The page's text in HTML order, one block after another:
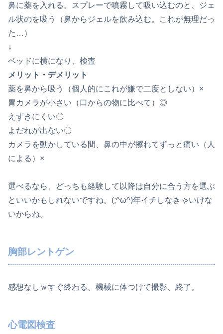
鼻に薬を入れる。スプレーで噴霧して吸い込むのと、ジェ
ル状のを吸う（鼻からジェルを飲み込む。これが無理だっ
た…）
↓
ベッドに横になり、検査
メリット・デメリット
薬を鼻から吸う（個人的にこれが嫌で二度としない）×
胃カメラが小さい（口からの物に比べて）◎
えずきにくい〇
よだれが出ない〇
カメラを動かしている間、鼻の中が擦れてずっと痛い（人
による）×
選べるなら、どっちも経験して以降は自分に合う方を選ぶ
といいかもしれないですね。(;^ω^)年イチしなきゃいけな
いからね。
胸部レントゲン
感想なしｗすぐ終わる。機械に体つけて撮影、終了。
心電図検査